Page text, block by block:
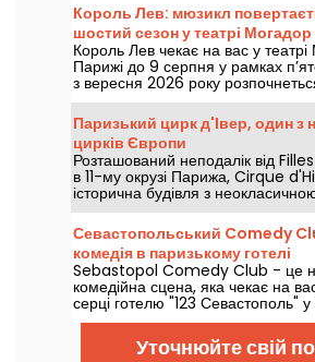
Король Лев: мюзикл
шостий сезон у театрі
Король Лев чекає на вас у
Парижі до 9 серпня у рамках
з вересня 2026 року
сезон, більш ніж через десять
останнього виступу в цьому
Ми побачили його —
Паризький цирк д'Івер, один з
цирків Європи
Розташований неподалік від
в 11-му окрузі Парижа, Cirque
історична будівля з
архітектурою. Один з
цирків Європи, він продовжує
циркове мистецтво на радість
Севастопольський Comedy
комедія в паризькому готелі
Sebastopol Comedy Club - це
комедійна сцена, яка чекає на
серці готелю "123 Севастополь"
Щовихідних у самому серці
чекає стендап-сцена, на якій
Уточнюйте свій